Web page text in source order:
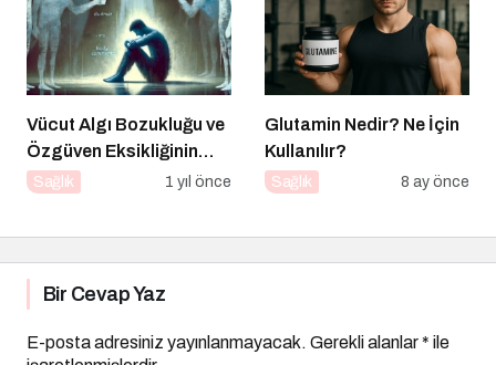
Vücut Algı Bozukluğu ve
Özgüven Eksikliğinin
Görünmeyen Kökleri
Sağlık 1 yıl önce
Glutamin Nedir? Ne İçin
Kullanılır?
Sağlık 8 ay önce
Bir Cevap Yaz
E-posta adresiniz yayınlanmayacak. Gerekli alanlar* ile